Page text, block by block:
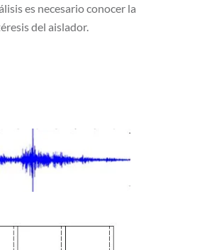
es necesario conocer la
del aislador.